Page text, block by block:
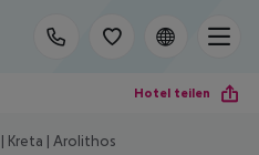
Hotel teilen
Kreta | Arolithos